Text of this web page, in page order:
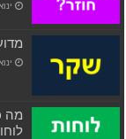
ינואר
ינואר
מה